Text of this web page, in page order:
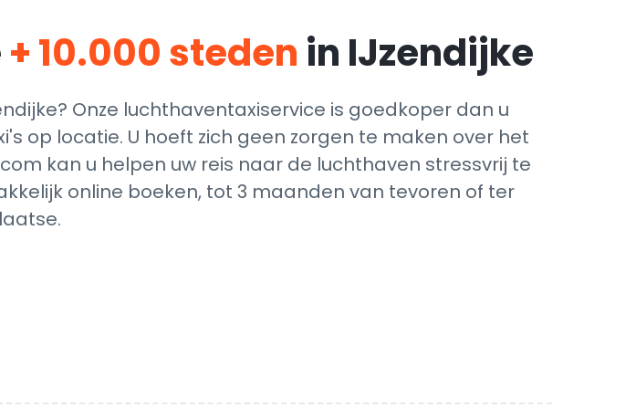
+ 10.000 steden in IJzendijke
Onze luchthaventaxiservice is goedkoper dan u
op locatie. U hoeft zich geen zorgen te maken over het
kan u helpen uw reis naar de luchthaven stressvrij te
online boeken, tot 3 maanden van tevoren of ter